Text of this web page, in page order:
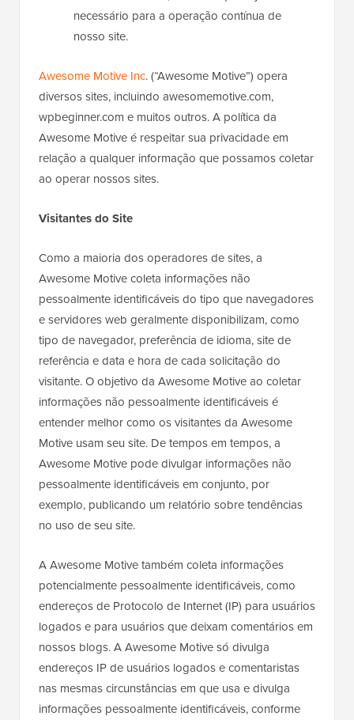
necessário para a operação contínua de
nosso site.
Awesome Motive Inc. (“Awesome Motive”) opera
diversos sites, incluindo awesomemotive.com,
wpbeginner.com e muitos outros. A política da
Awesome Motive é respeitar sua privacidade em
relação a qualquer informação que possamos coletar
ao operar nossos sites.
Visitantes do Site
Como a maioria dos operadores de sites, a
Awesome Motive coleta informações não
pessoalmente identificáveis do tipo que navegadores
e servidores web geralmente disponibilizam, como
tipo de navegador, preferência de idioma, site de
referência e data e hora de cada solicitação do
visitante. O objetivo da Awesome Motive ao coletar
informações não pessoalmente identificáveis é
entender melhor como os visitantes da Awesome
Motive usam seu site. De tempos em tempos, a
Awesome Motive pode divulgar informações não
pessoalmente identificáveis em conjunto, por
exemplo, publicando um relatório sobre tendências
no uso de seu site.
A Awesome Motive também coleta informações
potencialmente pessoalmente identificáveis, como
endereços de Protocolo de Internet (IP) para usuários
logados e para usuários que deixam comentários em
nossos blogs. A Awesome Motive só divulga
endereços IP de usuários logados e comentaristas
nas mesmas circunstâncias em que usa e divulga
informações pessoalmente identificáveis, conforme